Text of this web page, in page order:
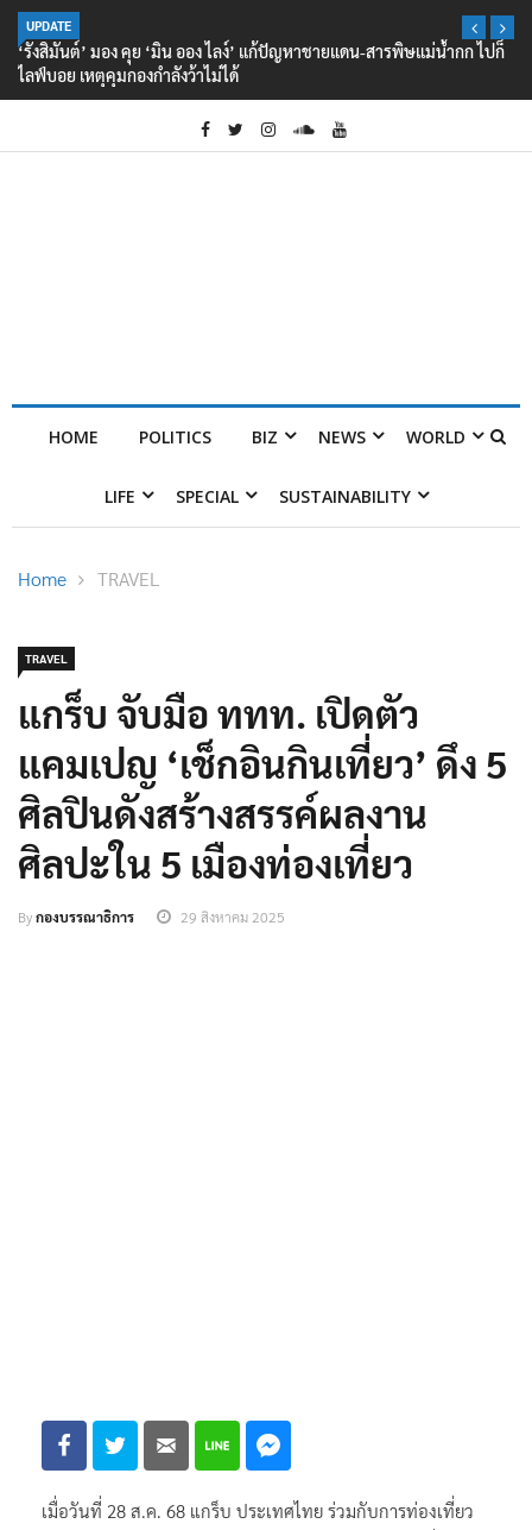
UPDATE
‘รังสิมันต์’ มอง คุย ‘มิน ออง ไลง์’ แก้ปัญหาชายแดน-สารพิษแม่น้ำกก ไปก็
ไลฟ์บอย เหตุคุมกองกำลังว้าไม่ได้
HOME POLITICS BIZ NEWS WORLD
LIFE SPECIAL SUSTAINABILITY
Home TRAVEL
TRAVEL
แกร็บ จับมือ ททท. เปิดตัว
แคมเปญ ‘เช็กอินกินเที่ยว’ ดึง 5
ศิลปินดังสร้างสรรค์ผลงาน
ศิลปะใน 5 เมืองท่องเที่ยว
Byกองบรรณาธิการ 29 สิงหาคม 2025
เมื่อวันที่ 28 ส.ค. 68 แกร็บ ประเทศไทย ร่วมกับการท่องเที่ยว